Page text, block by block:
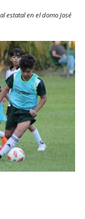
estatal en el domo José